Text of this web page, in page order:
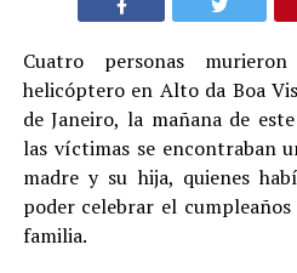
Cuatro personas
helicóptero en Alto da Boa
de Janeiro, la mañana de
las víctimas se encontraban
madre y su hija, quienes
poder celebrar el
familia.